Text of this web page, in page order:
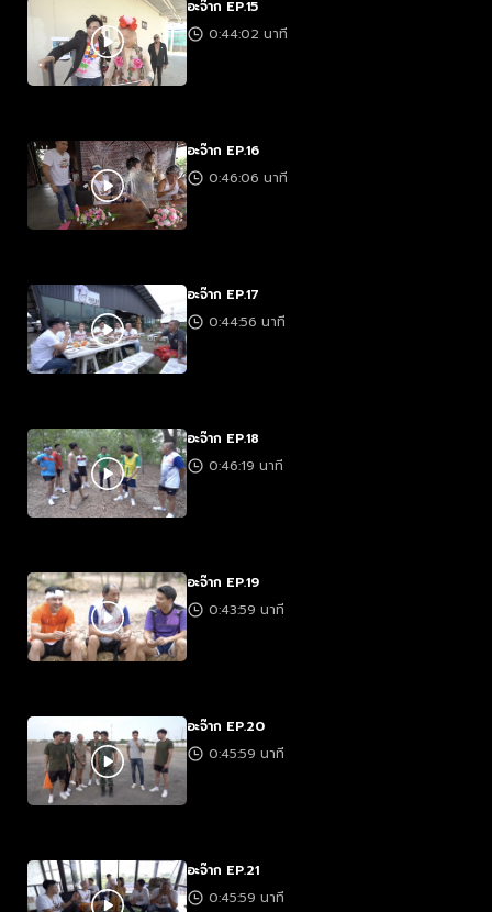
อะจ๊าก EP.15
0:44:02 นาที
อะจ๊าก EP.16
0:46:06 นาที
อะจ๊าก EP.17
0:44:56 นาที
อะจ๊าก EP.18
0:46:19 นาที
อะจ๊าก EP.19
0:43:59 นาที
อะจ๊าก EP.20
0:45:59 นาที
อะจ๊าก EP.21
0:45:59 นาที